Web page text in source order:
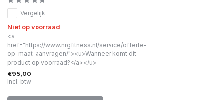
Vergelijk
Niet op voorraad
<a
href="https://www.nrgfitness.nl/service/offerte-
op-maat-aanvragen/"><u>Wanneer komt dit
product op voorraad?</a></u>
€95,00
Incl. btw